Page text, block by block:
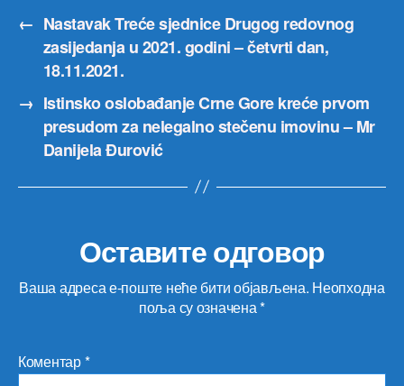
← Nastavak Treće sjednice Drugog redovnog
zasijedanja u 2021. godini – četvrti dan,
18.11.2021.
→ Istinsko oslobađanje Crne Gore kreće prvom
presudom za nelegalno stečenu imovinu – Mr
Danijela Đurović
Оставите одговор
Ваша адреса е-поште неће бити објављена. Неопходна
поља су означена*
Коментар*